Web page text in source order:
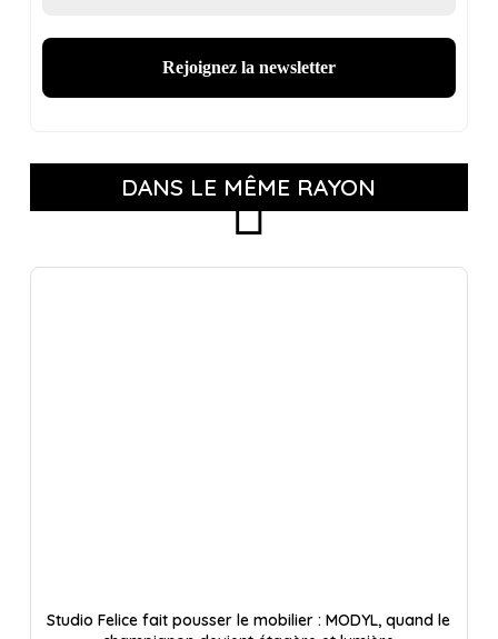
DANS LE MÊME RAYON
Studio Felice fait pousser le mobilier : MODYL, quand le